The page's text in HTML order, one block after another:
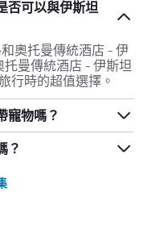
否可以與伊斯坦
奧托曼傳統酒店 - 伊
托曼傳統酒店 - 伊斯坦
行時的超值選擇。
寵物嗎？
？